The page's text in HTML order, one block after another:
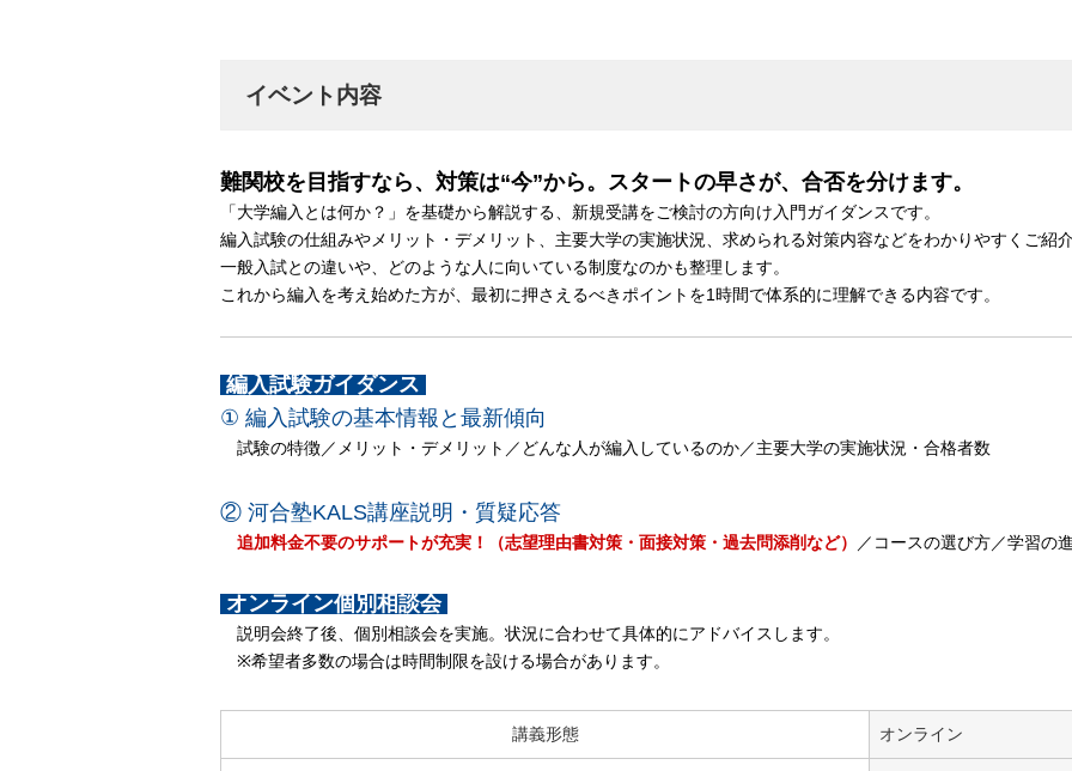
イベント内容
難関校を目指すなら、対策は“今”から。スタートの早さが、合否を分けます。
「大学編入とは何か？」を基礎から解説する、新規受講をご検討の方向け入門ガイダンスです。
編入試験の仕組みやメリット・デメリット、主要大学の実施状況、求められる対策内容などをわかりやすくご紹
一般入試との違いや、どのような人に向いている制度なのかも整理します。
これから編入を考え始めた方が、最初に押さえるべきポイントを1時間で体系的に理解できる内容です。
編入試験ガイダンス
① 編入試験の基本情報と最新傾向
試験の特徴／メリット・デメリット／どんな人が編入しているのか／主要大学の実施状況・合格者数
② 河合塾KALS講座説明・質疑応答
追加料金不要のサポートが充実！（志望理由書対策・面接対策・過去問添削など） ／コースの選び方／学習の
オンライン個別相談会
説明会終了後、個別相談会を実施。状況に合わせて具体的にアドバイスします。
※希望者多数の場合は時間制限を設ける場合があります。
講義形態 オンライン